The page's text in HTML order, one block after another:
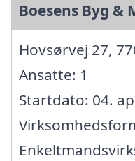
Boesens Byg &
Hovsørvej 27,
Ansatte: 1
Startdato: 04.